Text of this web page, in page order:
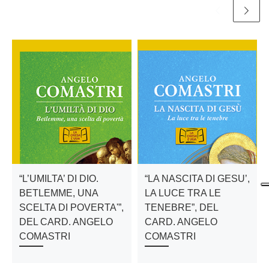
“L’UMILTA’ DI DIO.
BETLEMME, UNA
SCELTA DI POVERTA'”,
DEL CARD. ANGELO
COMASTRI
“LA NASCITA DI GESU’,
LA LUCE TRA LE
TENEBRE”, DEL
CARD. ANGELO
COMASTRI